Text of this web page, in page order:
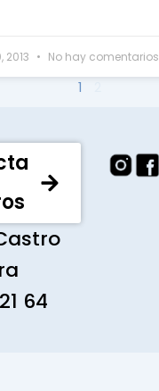
2013 No hay comentarios
1
64